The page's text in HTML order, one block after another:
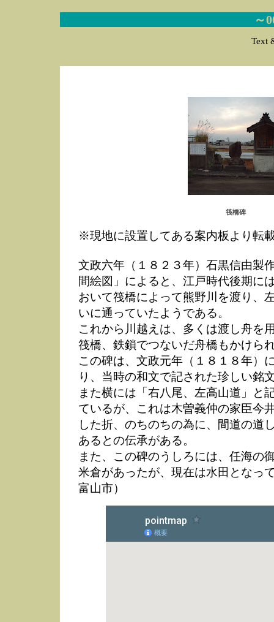
～
Text
筏橋碑
※現地に設置してある案内板より転
文政六年（１８２３年）石黒信由製
間絵図」によると、江戸時代後期に
おいて筏橋によって熊野川を渡り、
いに通っていたようである。
これから川越えは、多くは渡し舟を
筏橋、鉄鎖でつないだ舟橋もかけら
この碑は、文政元年（１８１８年）
り、当時の和文で記された珍しい銘
また横には「右八尾、左高山道」と
ているが、これは木曽義仲の家臣今
した折、のちのちの為に、間道の道
あるとの伝承がある。
また、この碑のうしろには、任海の
米倉があったが、現在は水田とな
富山市）